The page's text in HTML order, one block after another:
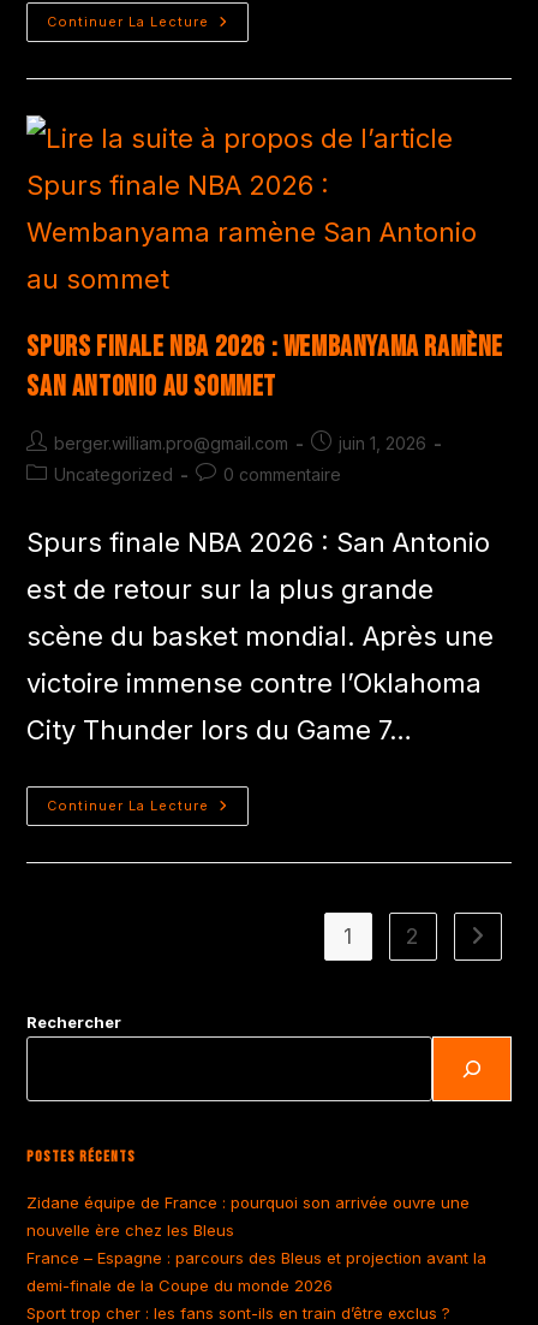
Continuer La Lecture
Spurs finale NBA 2026 : Wembanyama ramène
San Antonio au sommet
berger.william.pro@gmail.com
juin 1, 2026
Uncategorized
0 commentaire
Spurs finale NBA 2026 : San Antonio
est de retour sur la plus grande
scène du basket mondial. Après une
victoire immense contre l’Oklahoma
City Thunder lors du Game 7…
Continuer La Lecture
1 2
Rechercher
Postes Récents
Zidane équipe de France : pourquoi son arrivée ouvre une
nouvelle ère chez les Bleus
France – Espagne : parcours des Bleus et projection avant la
demi-finale de la Coupe du monde 2026
Sport trop cher : les fans sont-ils en train d’être exclus ?